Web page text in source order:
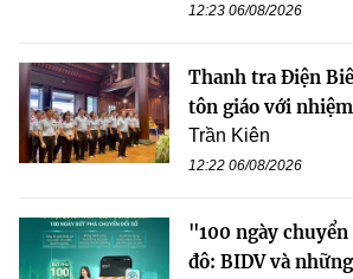
12:23 06/08/2026
Thanh tra Điện
tôn giáo với
Trần Kiên
12:22 06/08/2026
"100 ngày
đô: BIDV và